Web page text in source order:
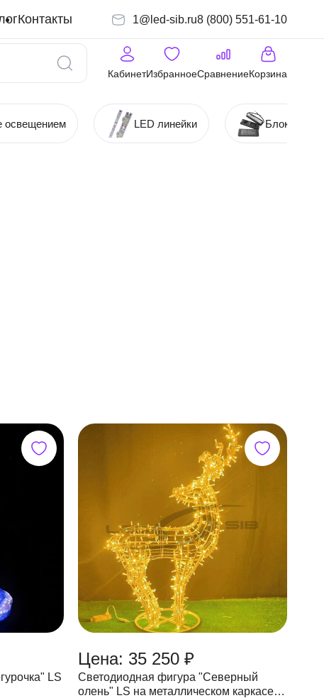
Контакты 1@led-sib.ru8 (800) 551-61-10
КабинетИзбранноеСравнениеКорзина
освещением LED линейки Блоки
LS
Цена: 35 250 ₽
Светодиодная фигура "Северный
олень" LS на металлическом каркасе